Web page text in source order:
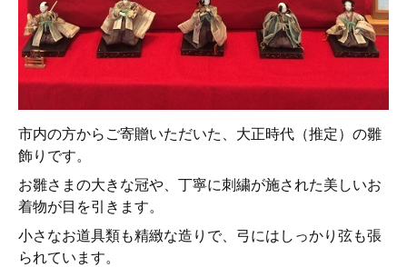
市内の方からご寄贈いただいた、大正時代（推定）の雛
飾りです。
お雛さまの大きな冠や、丁寧に刺繍が施された美しいお
着物が目を引きます。
小さなお道具類も精緻な造りで、弓にはしっかり弦も張
られています。